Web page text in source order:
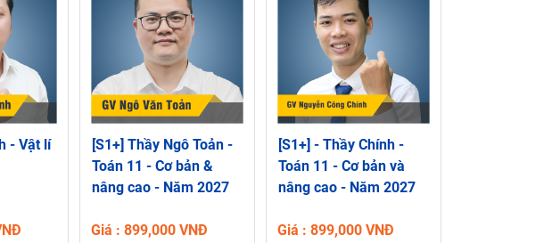
- Vật lí
[S1+] Thầy Ngô Toản -
Toán 11 - Cơ bản &
nâng cao - Năm 2027
Giá : 899,000 VNĐ
[S1+] - Thầy Chính -
Toán 11 - Cơ bản và
nâng cao - Năm 2027
Giá : 899,000 VNĐ